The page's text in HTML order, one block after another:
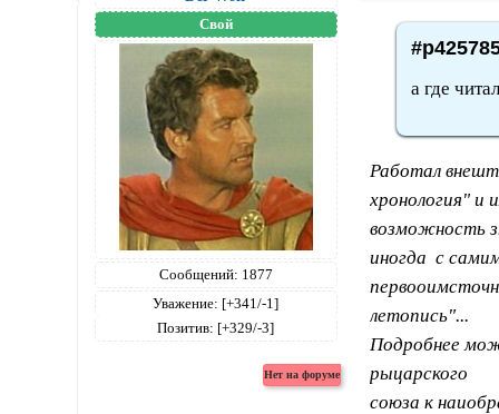
Свой
Сообщений: 1877
Уважение: [+341/-1]
Позитив: [+329/-3]
а где
Работал
хронология" и
возможность
иногда с
летопись"...
Подробнее
рыцарского
союза к